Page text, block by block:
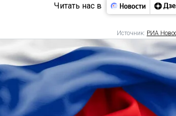
Читать нас в
Источник: РИА